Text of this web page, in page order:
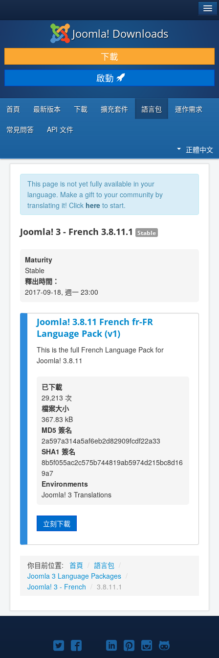
下載 & 擴充
發現 & 學習
社群 & 支援
程式者資源
Joomla! Downloads
下載
啟動
首頁 最新版本 下載 擴充套件 語言包 運作需求
常見問答 API 文件
正體中文
This page is not yet fully available in your
language. Make a gift to your community by
translating it! Click here to start.
Joomla! 3 - French 3.8.11.1 Stable
Maturity
Stable
釋出時間：
2017-09-18, 週一 23:00
Joomla! 3.8.11 French fr-FR
Language Pack (v1)
This is the full French Language Pack for
Joomla! 3.8.11
已下載
29,213 次
檔案大小
367.83 kB
MD5 簽名
2a597a314a5af6eb2d82909fcdf22a33
SHA1 簽名
8b5f055ac2c575b744819ab5974d215bc8d16
9a7
Environments
Joomla! 3 Translations
立刻下載
你目前位置: 首頁 / 語言包 /
Joomla 3 Language Packages /
Joomla! 3 - French / 3.8.11.1
TwitterFacebookYouTube
Linkedln
Pinterest
Instagram
GitHub